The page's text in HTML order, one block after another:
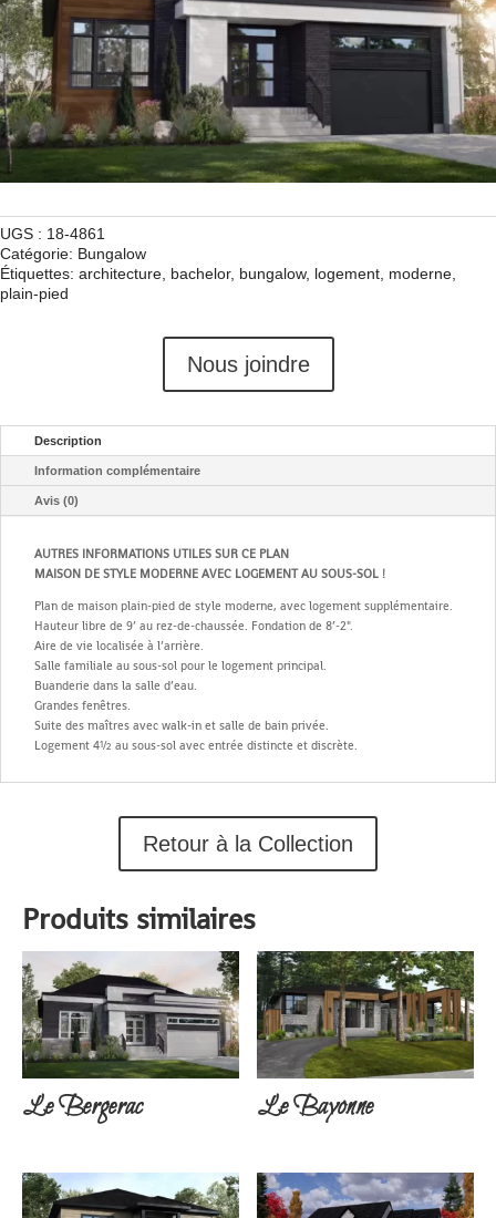
UGS : 18-4861
Catégorie: Bungalow
Étiquettes: architecture bachelor, bungalow, logement moderne
plain-pied
Nous joindre
Description
Information complémentaire
Avis (0)
AUTRES INFORMATIONS UTILES SUR CE PLAN
MAISON DE STYLE MODERNE AVEC LOGEMENT AU SOUS-SOL !
Plan de maison plain-pied de style moderne, avec logement supplémentaire.
Hauteur libre de 9’ au rez-de-chaussée. Fondation de 8’-2".
Aire de vie localisée à l’arrière.
Salle familiale au sous-sol pour le logement principal.
Buanderie dans la salle d’eau.
Grandes fenêtres.
Suite des maîtres avec walk-in et salle de bain privée.
Logement 4½ au sous-sol avec entrée distincte et discrète.
Retour à la Collection
Produits similaires
Le Bergerac Le Bayonne